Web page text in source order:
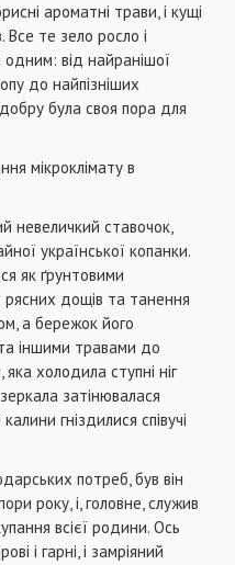
ароматні трави, і кущі
те зело росло і
від найранішої
до найпізніших
була своя пора для
мікроклімату в
невеличкий ставочок,
української копанки.
як ґрунтовими
дощів та танення
а бережок його
іншими травами до
холодила ступні ніг
затінювалася
гніздилися співучі
потреб, був він
року, і, головне, служив
всієї родини. Ось
і гарні, і замріяний